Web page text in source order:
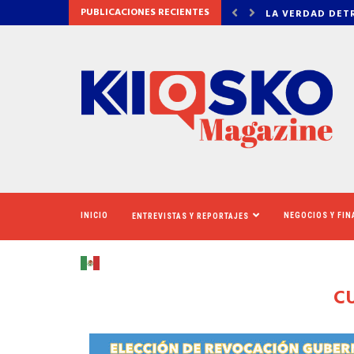
PUBLICACIONES RECIENTES
DE OZEMPIC NEWSOM
INICIO ENTREVISTAS Y REPORTAJES NEGOCIOS Y